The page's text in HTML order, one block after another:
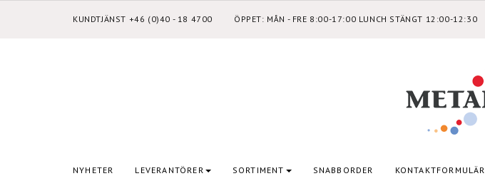
KUNDTJÄNST +46 (0)40 - 18 4700 ÖPPET: MÅN - FRE 8:00-17:00 LUNCH STÄNGT 12:00-12:30
NYHETER LEVERANTÖRER SORTIMENT SNABBORDER KONTAKTFORMULÄR